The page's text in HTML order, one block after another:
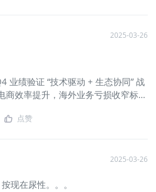
不是没有。
，上线不到
村老阿姨
一亮。更绝
了花，有用
15%。 4、
长。 再看驱动利润爆炸式增长
年Q4，快手平均DAU和MAU分别稳
4亿和7亿大关。 DAU/MAU（衡量
，基本与去年同期持平，用户体量
下降。 电商层面-2024年，快手全平
2023年的11844亿增长17.3%。 虽
年的增长也算是不错的成绩。而且
2025-03-26
业绩验证 “技术驱动 + 生态协同” 战
商效率提升，海外业务亏损收窄标志
惕用户增长放缓与行业竞争加剧风
预期 348 亿元；调整后净利润 47 亿
整后净利润 177 亿元（+72.5%
+4.8% yoy），月活用户 7.34 亿
点赞
2025-03-26
现在尿性。。。